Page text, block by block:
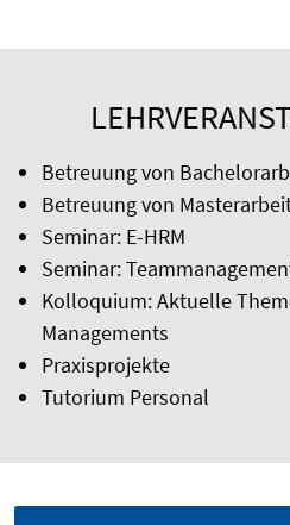
Betreuung von
Betreuung von
Seminar: E-HRM
Seminar:
Kolloquium: Aktuelle
Managements
Praxisprojekte
Tutorium Personal